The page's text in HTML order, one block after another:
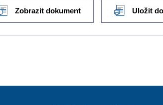
Zobrazit dokument Uložit